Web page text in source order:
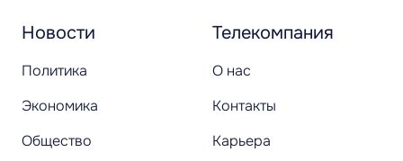
Новости
Политика
Экономика
Общество
Телекомпания
О нас
Контакты
Карьера